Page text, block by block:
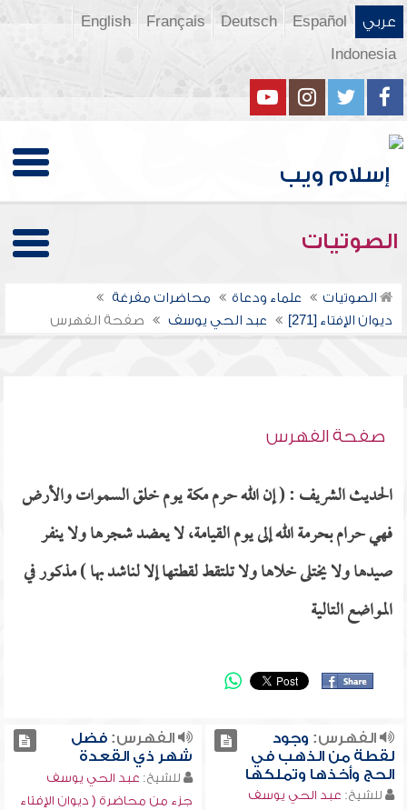
عربي Español
Deutsch
Français
English
Indonesia
الصوتيات
الصوتيات علماء ودعاة
محاضرات مفرغة
ديوان الإفتاء [271]
عبد الحي يوسف صفحة الفهرس
صفحة الفهرس
الحديث الشريف : ( إن الله حرم مكة يوم خلق السموات والأرض
فهي حرام بحرمة الله إلى يوم القيامة، لا يعضد شجرها ولا ينفر
صيدها ولا يختلى خلاها ولا تلتقط لقطتها إلا لناشد بها ) مذكور في
المواضع التالية
الفهرس: وجود
لقطة من الذهب في
الحج وأخذها وتملكها
للشيخ: عبد الحي يوسف
الفهرس:فضل
شهر ذي القعدة
للشيخ: عبد الحي يوسف
جزء من محاضرة ( ديوان الإفتاء